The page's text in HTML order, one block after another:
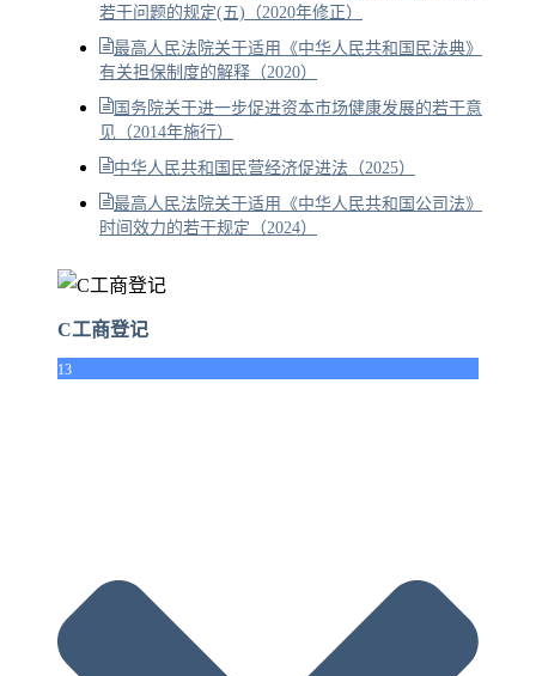
若干问题的规定(五)（2020年修正）
最高人民法院关于适用《中华人民共和国民法典》
有关担保制度的解释（2020）
国务院关于进一步促进资本市场健康发展的若干意
见（2014年施行）
中华人民共和国民营经济促进法（2025）
最高人民法院关于适用《中华人民共和国公司法》
时间效力的若干规定（2024）
C工商登记
13